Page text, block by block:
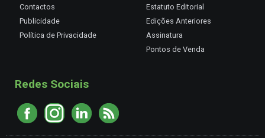
Contactos
Publicidade
Política de Privacidade
Estatuto Editorial
Edições Anteriores
Assinatura
Pontos de Venda
Redes Sociais